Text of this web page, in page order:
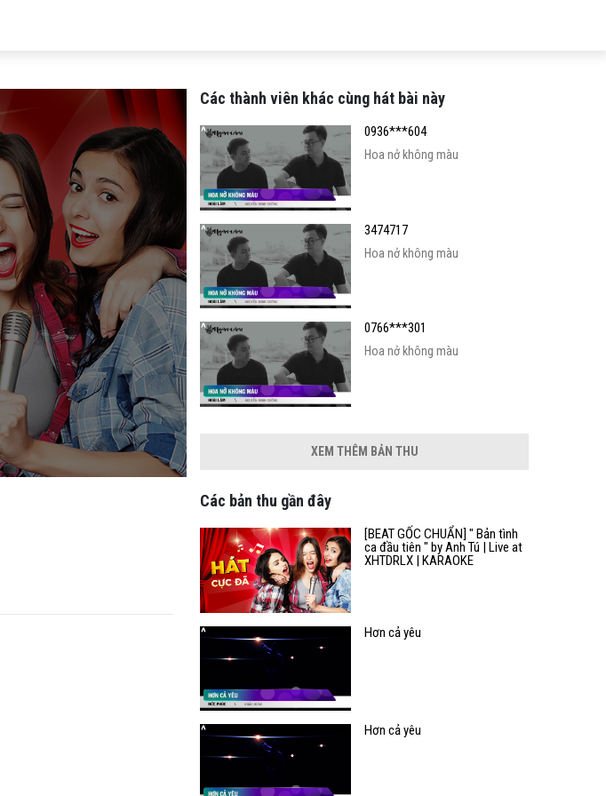
Các thành viên khác cùng hát bài này
0936***604
Hoa nở không màu
3474717
Hoa nở không màu
0766***301
Hoa nở không màu
XEM THÊM BẢN THU
Các bản thu gần đây
[BEAT GỐC CHUẨN] " Bản tình
ca đầu tiên " by Anh Tú | Live at
XHTDRLX | KARAOKE
Hơn cả yêu
Hơn cả yêu